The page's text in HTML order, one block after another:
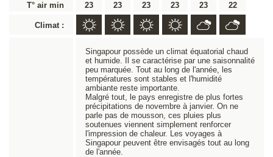
T° air min
23 23 23 23 23 22
Climat :
Singapour possède un climat équatorial chaud
et humide. Il se caractérise par une saisonnalité
peu marquée. Tout au long de l'année, les
températures sont stables et l'humidité
ambiante reste importante.
Malgré tout, le pays enregistre de plus fortes
précipitations de novembre à janvier. On ne
parle pas de mousson, ces pluies plus
soutenues viennent simplement renforcer
l'impression de chaleur. Les voyages à
Singapour peuvent être envisagés tout au long
de l'année.